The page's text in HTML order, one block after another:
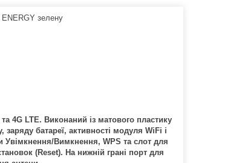
зелену
4G LTE. Виконаний із матового пластику
батареї, активності модуля WiFi і
Вимкнення, WPS та слот для
(Reset). На нижній грані порт для